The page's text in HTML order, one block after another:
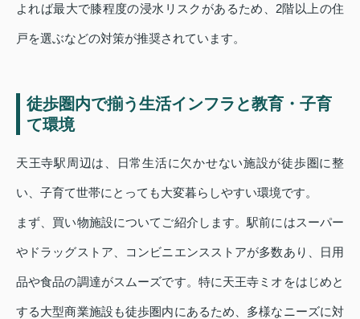
よれば最大で膝程度の浸水リスクがあるため、2階以上の住
戸を選ぶなどの対策が推奨されています。
徒歩圏内で揃う生活インフラと教育・子育
て環境
天王寺駅周辺は、日常生活に欠かせない施設が徒歩圏に整
い、子育て世帯にとっても大変暮らしやすい環境です。
まず、買い物施設についてご紹介します。駅前にはスーパー
やドラッグストア、コンビニエンスストアが多数あり、日用
品や食品の調達がスムーズです。特に天王寺ミオをはじめと
する大型商業施設も徒歩圏内にあるため、多様なニーズに対